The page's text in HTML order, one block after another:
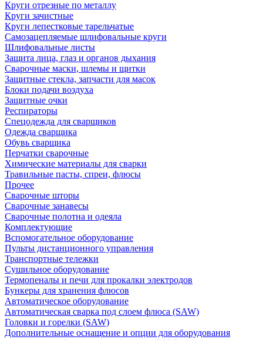
Круги отрезные по металлу
Круги зачистные
Круги лепестковые тарельчатые
Самозацепляемые шлифовальные круги
Шлифовальные листы
Защита лица, глаз и органов дыхания
Сварочные маски, шлемы и щитки
Защитные стекла, запчасти для масок
Блоки подачи воздуха
Защитные очки
Респираторы
Спецодежда для сварщиков
Одежда сварщика
Обувь сварщика
Перчатки сварочные
Химические материалы для сварки
Травильные пасты, спреи, флюсы
Прочее
Сварочные шторы
Сварочные занавесы
Сварочные полотна и одеяла
Комплектующие
Вспомогательное оборудование
Пульты дистанционного управления
Транспортные тележки
Сушильное оборудование
Термопеналы и печи для прокалки электродов
Бункеры для хранения флюсов
Автоматическое оборудование
Автоматическая сварка под слоем флюса (SAW)
Головки и горелки (SAW)
Дополнительные оснащение и опции для оборудования